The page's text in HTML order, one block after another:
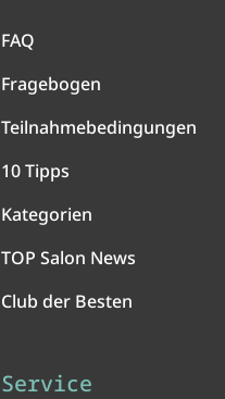
FAQ
Fragebogen
Teilnahmebedingungen
10 Tipps
Kategorien
TOP Salon News
Club der Besten
Service